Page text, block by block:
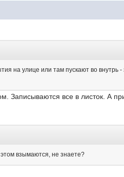
на улице или там пускают во внутрь -
Записываются все в листок. А
взымаются, не знаете?